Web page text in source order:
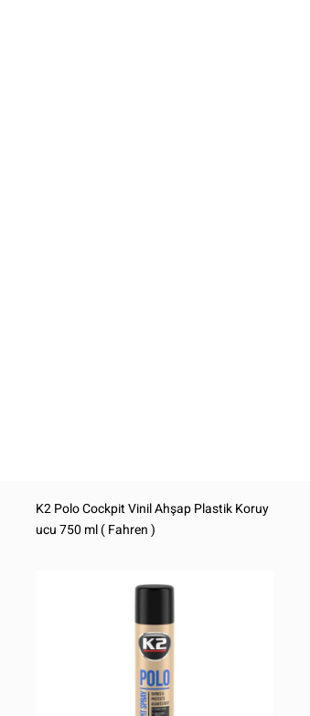
K2 Polo Cockpit Vinil Ahşap Plastik Koruy
ucu 750 ml ( Fahren )